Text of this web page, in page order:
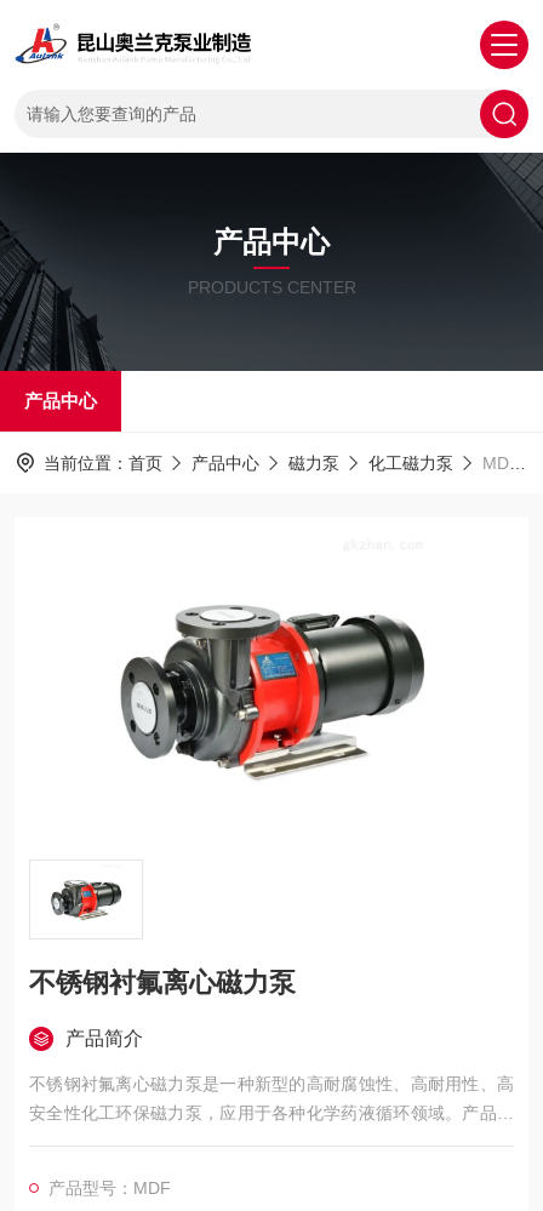
产品中心
PRODUCTS CENTER
产品中心
当前位置： 首页 产品中心 磁力泵 化工磁力泵 MDF不锈钢衬氟离心磁力泵
不锈钢衬氟离心磁力泵
产品简介
不锈钢衬氟离心磁力泵是一种新型的高耐腐蚀性、高耐用性、高
安全性化工环保磁力泵，应用于各种化学药液循环领域。产品参
考先进的设计和制造工艺，产品配置高强度球墨铸铁或不锈钢材
循环散热冷却结构、隔热构造，保障泵浦的耐用高效。
产品型号：MDF